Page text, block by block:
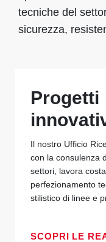
tecniche del
sicurezza,
Progetti
Il nostro Ufficio
con la consulenza
settori, lavora
perfezionamento
stilistico di linee e
SCOPRI LE